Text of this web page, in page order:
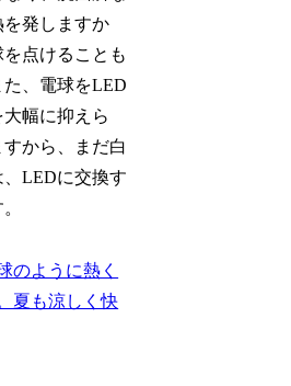
発しますか
点けることも
、電球をLED
幅に抑えら
から、まだ白
LEDに交換す
のように熱く
夏も涼しく快